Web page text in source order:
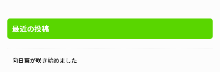
最近の投稿
向日葵が咲き始めました